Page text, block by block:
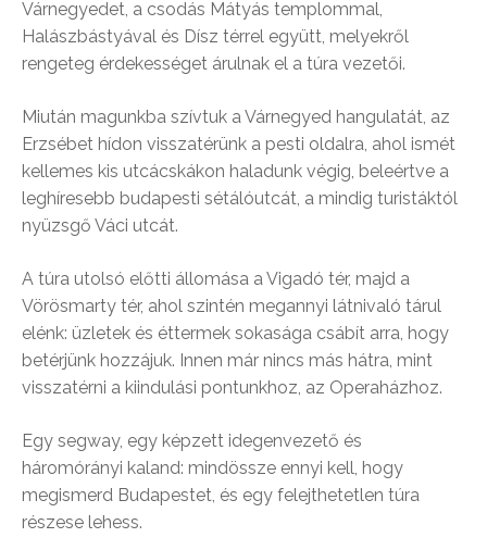
Várnegyedet, a csodás Mátyás templommal,
Halászbástyával és Dísz térrel együtt, melyekről
rengeteg érdekességet árulnak el a túra vezetői.
Miután magunkba szívtuk a Várnegyed hangulatát, az
Erzsébet hídon visszatérünk a pesti oldalra, ahol ismét
kellemes kis utcácskákon haladunk végig, beleértve a
leghíresebb budapesti sétálóutcát, a mindig turistáktól
nyüzsgő Váci utcát.
A túra utolsó előtti állomása a Vigadó tér, majd a
Vörösmarty tér, ahol szintén megannyi látnivaló tárul
elénk: üzletek és éttermek sokasága csábít arra, hogy
betérjünk hozzájuk. Innen már nincs más hátra, mint
visszatérni a kiindulási pontunkhoz, az Operaházhoz.
Egy segway, egy képzett idegenvezető és
háromórányi kaland: mindössze ennyi kell, hogy
megismerd Budapestet, és egy felejthetetlen túra
részese lehess.